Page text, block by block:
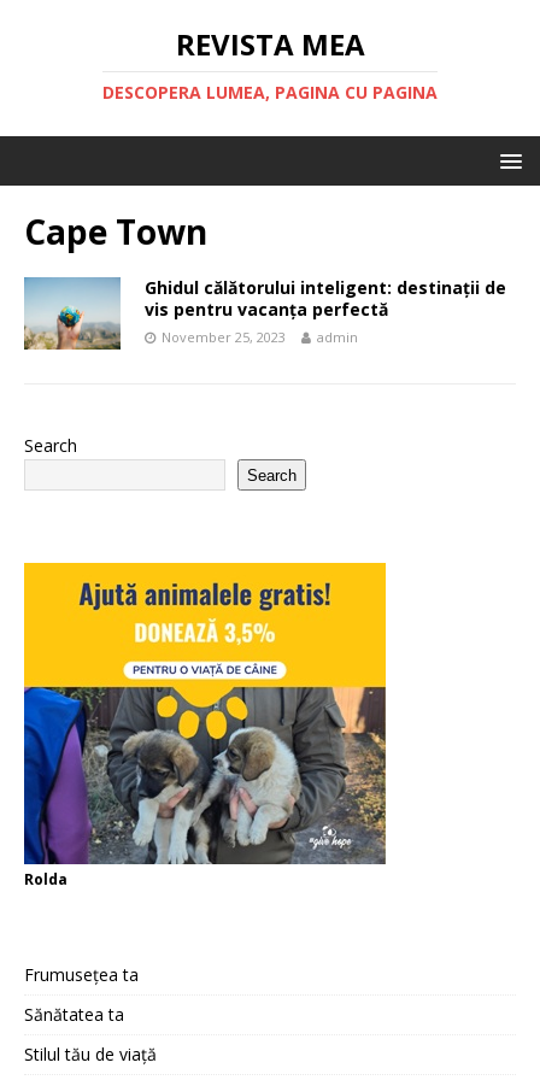
REVISTA MEA
DESCOPERA LUMEA, PAGINA CU PAGINA
Cape Town
Ghidul călătorului inteligent: destinații de
vis pentru vacanța perfectă
November 25, 2023 admin
Search
Search
Rolda
Frumusețea ta
Sănătatea ta
Stilul tău de viață